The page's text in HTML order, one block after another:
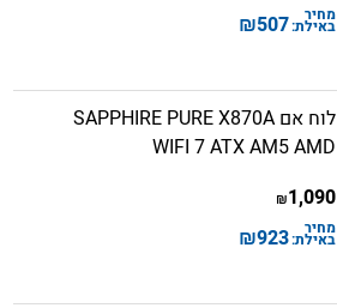
מחיר
באילת:507
₪
לוח אם SAPPHIRE PURE X870A
WIFI 7 ATX AM5 AMD
1,090
₪
מחיר
באילת:923
₪